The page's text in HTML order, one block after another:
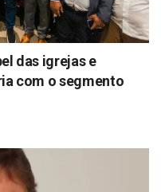
das igrejas e
com o segmento